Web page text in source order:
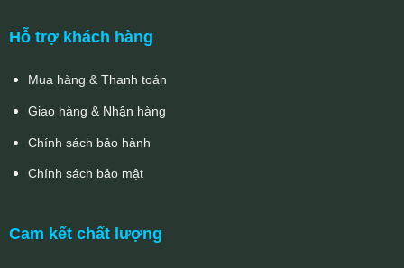
Hỗ trợ khách hàng
Mua hàng & Thanh toán
Giao hàng & Nhận hàng
Chính sách bảo hành
Chính sách bảo mật
Cam kết chất lượng